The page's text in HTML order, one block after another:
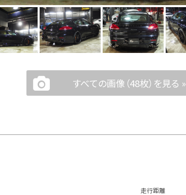
すべての画像（48枚）を見る »
走行距離